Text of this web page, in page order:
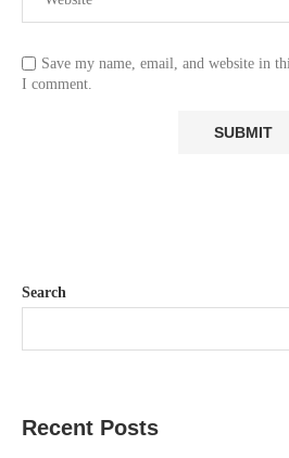
Save my name, email, and website in
I comment.
Search
Recent Posts